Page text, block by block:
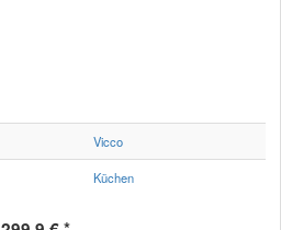
Vicco
Küchen